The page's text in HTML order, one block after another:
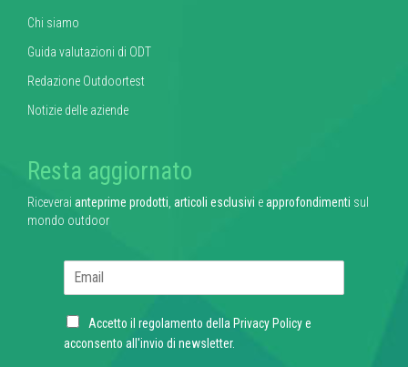
Chi siamo
Guida valutazioni di ODT
Redazione Outdoortest
Notizie delle aziende
Resta aggiornato
Riceverai anteprime prodotti articoli esclusivi eapprofondimenti sul
mondo outdoor
l
C
h
Accetto il regolamento della Privacy Policye
acconsento all'invio di newsletter.